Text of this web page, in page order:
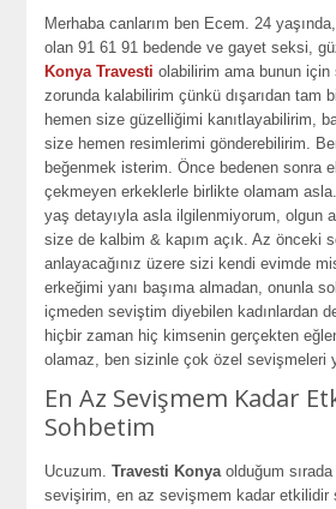
Merhaba canlarım ben Ecem. 24
olan 91 61 91 bedende ve gayet seksi,
Konya Travesti olabilirim ama bunun
zorunda kalabilirim çünkü dışarıdan tam
hemen size güzelliğimi kanıtlayabilirim,
size hemen resimlerimi gönderebilirim.
beğenmek isterim. Önce bedenen sonra
çekmeyen erkeklerle birlikte olamam
yaş detayıyla asla ilgilenmiyorum, olgun
size de kalbim & kapım açık. Az önceki
anlayacağınız üzere sizi kendi evimde
erkeğimi yanı başıma almadan, onunla
içmeden seviştim diyebilen kadınlardan
hiçbir zaman hiç kimsenin gerçekten
olamaz, ben sizinle çok özel sevişmeleri
En Az Sevişmem Kadar
Sohbetim
Ucuzum.Travesti Konyaolduğum
sevişirim, en az sevişmem kadar etkilidir